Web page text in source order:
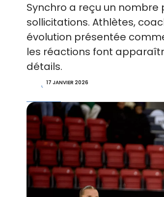
Synchro a reçu un
sollicitations. Athlètes,
évolution présentée
les réactions font
détails.
17 JANVIER 2026